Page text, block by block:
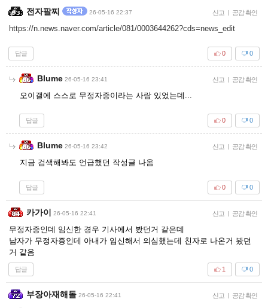
전자팔찌 26-05-16 22:37 신고 | 공감 확인
https://n.news.naver.com/article/081/0003644262?cds=news_edit
답글 0
0
Blume 26-05-16 23:41 신고 | 공감 확인
오이갤에 스스로 무정자증이라는 사람 있었는데...
답글 0
0
Blume 26-05-16 23:42 신고 | 공감 확인
지금 검색해봐도 언급했던 작성글 나옴
답글 0
0
카가이 26-05-16 22:41 신고 | 공감 확인
무정자증인데 임신한 경우 기사에서 봤던거 같은데
남자가 무정자증인데 아내가 임신해서 의심했는데 친자로 나온거 봤던
거 같음
답글 0
1
부장아재해돌 26-05-16 22:41 신고 | 공감 확인